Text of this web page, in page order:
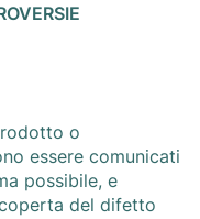
o
essere comunicati
possibile, e
del difetto